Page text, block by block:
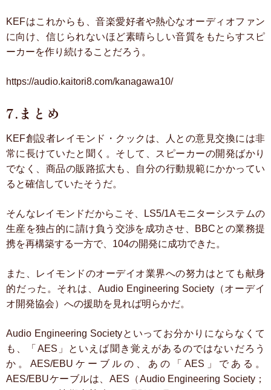
KEFはこれからも、音楽愛好者や熱心なオーディオファン
に向け、信じられないほど素晴らしい音質をもたらすスピ
ーカーを作り続けることだろう。
https://audio.kaitori8.com/kanagawa10/
7.まとめ
KEF創設者レイモンド・クックは、人との意見交換には非
常に長けていたと聞く。そして、スピーカーの開発ばかり
でなく、商品の販路拡大も、自分の行動規範にかかってい
ると確信していたそうだ。
そんなレイモンドだからこそ、LS5/1Aモニターシステムの
生産を独占的に請け負う交渉を成功させ、BBCとの業務提
携を再構築する一方で、104の開発に成功できた。
また、レイモンドのオーデイオ業界への努力はとても献身
的だった。それは、Audio Engineering Society（オーデイ
オ開発協会）への援助を見れば明らかだ。
Audio Engineering Societyといってお分かりにならなくて
も、「AES」といえば聞き覚えがあるのではないだろう
か。AES/EBUケーブルの、あの「AES」である。
AES/EBUケーブルは、AES（Audio Engineering Society；